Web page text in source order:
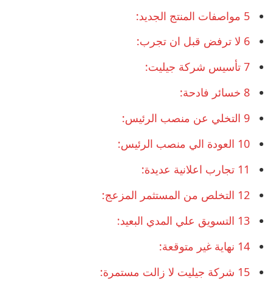
5 مواصفات المنتج الجديد:
6 لا ترفض قبل ان تجرب:
7 تأسيس شركة جيليت:
8 خسائر فادحة:
9 التخلي عن منصب الرئيس:
10 العودة الي منصب الرئيس:
11 تجارب اعلانية عديدة:
12 التخلص من المستثمر المزعج:
13 التسويق علي المدي البعيد:
14 نهاية غير متوقعة:
15 شركة جيليت لا زالت مستمرة: